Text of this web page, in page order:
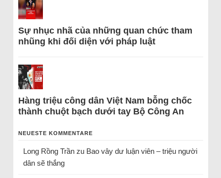
Sự nhục nhã của những quan chức tham
nhũng khi đối diện với pháp luật
Hàng triệu công dân Việt Nam bỗng chốc
thành chuột bạch dưới tay Bộ Công An
NEUESTE KOMMENTARE
Long Rồng Trầnzu Bao vây dư luận viên – triệu người
dân sẽ thắng